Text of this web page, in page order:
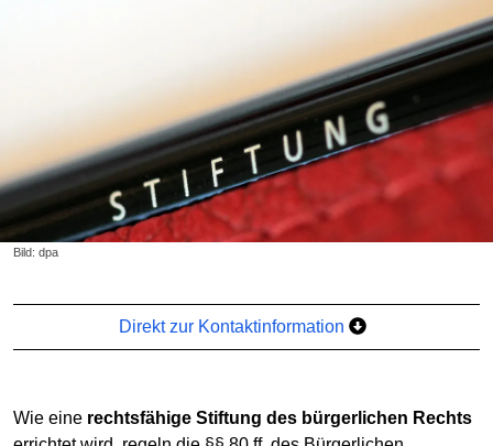
Bild: dpa
Direkt zur Kontaktinformation
Wie eine rechtsfähige Stiftung des bürgerlichen Rechts